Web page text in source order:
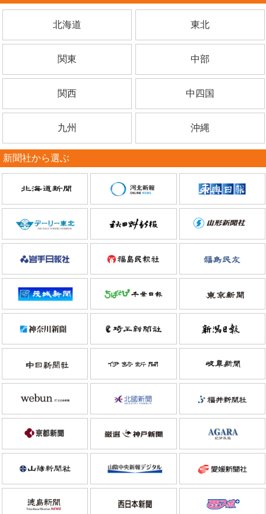
北海道 東北
関東 中部
関西 中四国
九州 沖縄
新聞社から選ぶ